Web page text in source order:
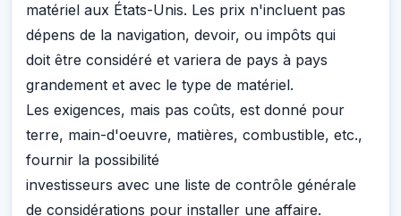
matériel aux États-Unis. Les prix n'incluent pas
dépens de la navigation, devoir, ou impôts qui
doit être considéré et variera de pays à pays
grandement et avec le type de matériel.
Les exigences, mais pas coûts, est donné pour
terre, main-d'oeuvre, matières, combustible, etc.,
fournir la possibilité
investisseurs avec une liste de contrôle générale
de considérations pour installer une affaire.